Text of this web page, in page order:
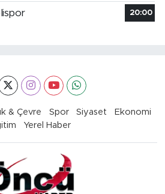
20:00
& Çevre Spor Siyaset
Ekonomi
Yerel Haber